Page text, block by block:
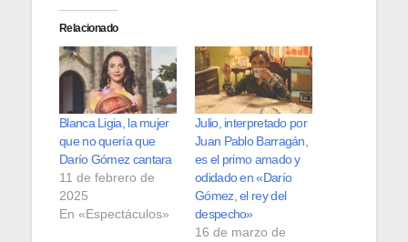
Relacionado
Blanca Ligia, la mujer
que no quería que
Darío Gómez cantara
11 de febrero de
2025
En «Espectáculos»
Julio, interpretado por
Juan Pablo Barragán,
es el primo amado y
odidado en «Darío
Gómez, el rey del
despecho»
16 de marzo de